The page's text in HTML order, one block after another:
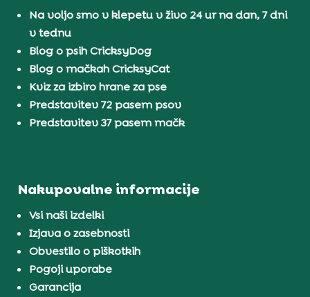
Na voljo smo v klepetu v živo 24 ur na dan, 7 dni
v tednu
Blog o psih CricksyDog
Blog o mačkah CricksyCat
Kviz za izbiro hrane za pse
Predstavitev 72 pasem psov
Predstavitev 37 pasem mačk
Nakupovalne informacije
Vsi naši izdelki
Izjava o zasebnosti
Obvestilo o piškotkih
Pogoji uporabe
Garancija